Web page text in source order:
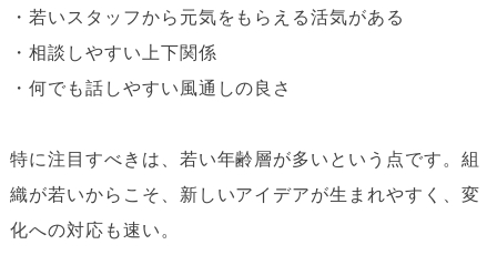
・若いスタッフから元気をもらえる活気がある
・相談しやすい上下関係
・何でも話しやすい風通しの良さ
特に注目すべきは、若い年齢層が多いという点です。組
織が若いからこそ、新しいアイデアが生まれやすく、変
化への対応も速い。